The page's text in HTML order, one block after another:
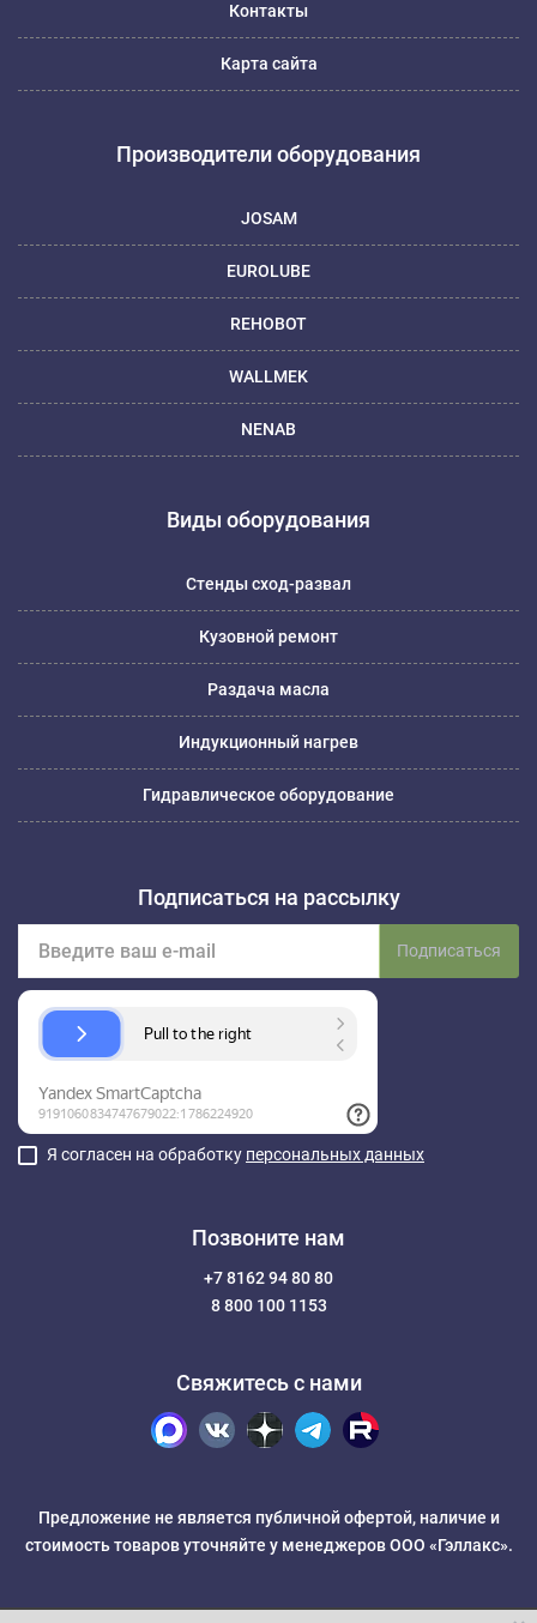
Контакты
Карта сайта
Производители оборудования
JOSAM
EUROLUBE
REHOBOT
WALLMEK
NENAB
Виды оборудования
Стенды сход-развал
Кузовной ремонт
Раздача масла
Индукционный нагрев
Гидравлическое оборудование
Подписаться на рассылку
Подписаться
Я согласен на обработку персональных данных
Позвоните нам
+7 8162 94 80 80
8 800 100 1153
Свяжитесь с нами
Предложение не является публичной офертой, наличие и
стоимость товаров уточняйте у менеджеров ООО «Гэллакс».